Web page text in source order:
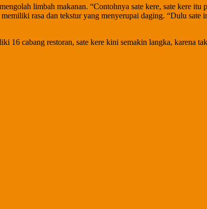
limbah makanan. “Contohnya sate kere, sate kere itu
rasa dan tekstur yang menyerupai daging. “Dulu sate
16 cabang restoran, sate kere kini semakin langka, karena